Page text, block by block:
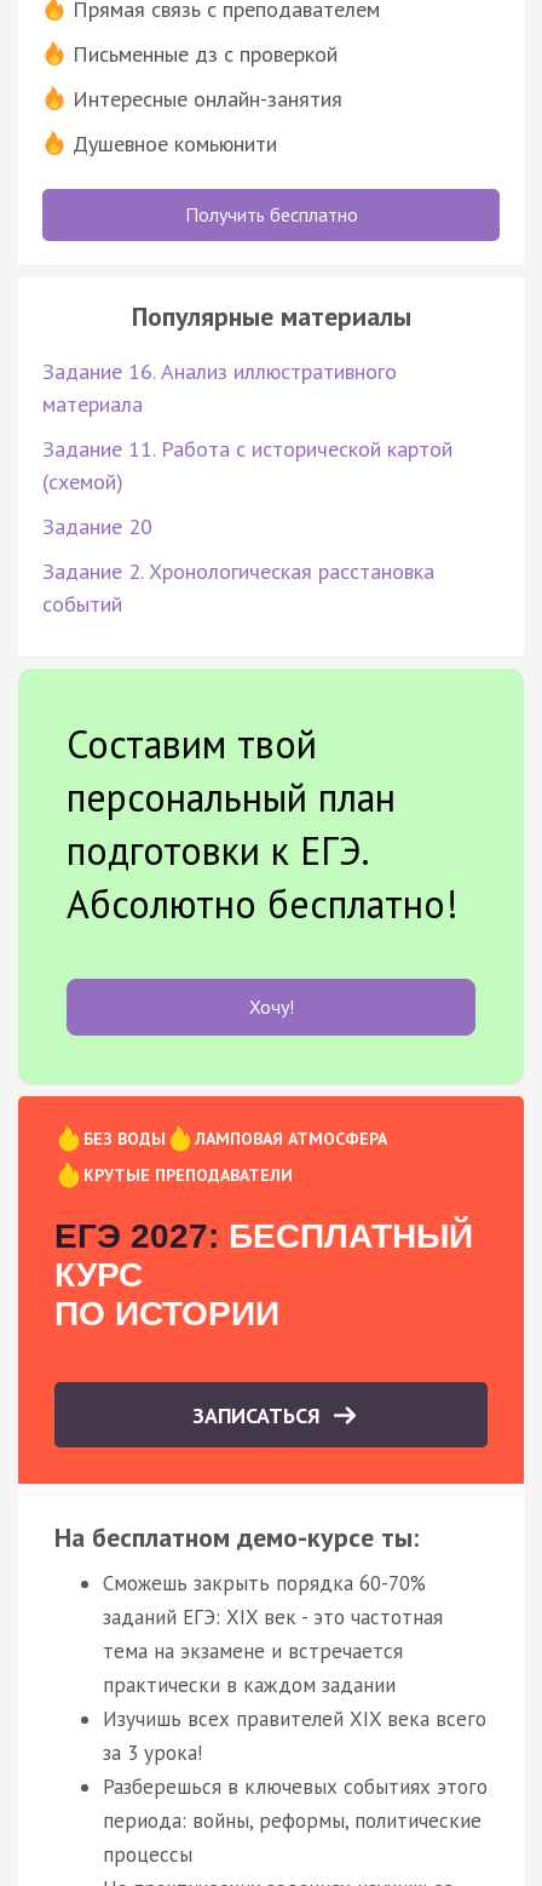
Прямая связь с преподавателем
Письменные дз с проверкой
Интересные онлайн-занятия
Душевное комьюнити
Получить бесплатно
Популярные материалы
Задание 16. Анализ иллюстративного
материала
Задание 11. Работа с исторической картой
(схемой)
Задание 20
Задание 2. Хронологическая расстановка
событий
Составим твой
персональный план
подготовки к ЕГЭ.
Абсолютно бесплатно!
Хочу!
БЕЗ ВОДЫ
ЛАМПОВАЯ АТМОСФЕРА
КРУТЫЕ ПРЕПОДАВАТЕЛИ
ЕГЭ 2027: БЕСПЛАТНЫЙ
КУРС
ПО ИСТОРИИ
ЗАПИСАТЬСЯ
На бесплатном демо-курсе ты:
Сможешь закрыть порядка 60-70%
заданий ЕГЭ: XIX век - это частотная
тема на экзамене и встречается
практически в каждом задании
Изучишь всех правителей XIX века всего
за 3 урока!
Разберешься в ключевых событиях этого
периода: войны, реформы, политические
процессы